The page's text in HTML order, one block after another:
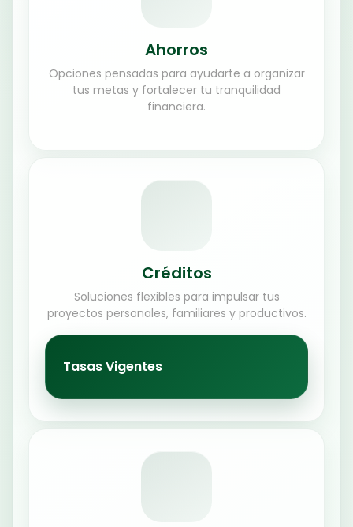
Ahorros
Opciones pensadas para ayudarte a organizar
tus metas y fortalecer tu tranquilidad
financiera.
Créditos
Soluciones flexibles para impulsar tus
proyectos personales, familiares y productivos.
Tasas Vigentes